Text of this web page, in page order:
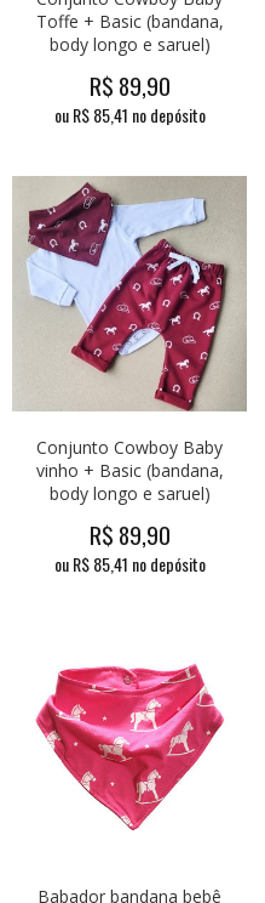
Toffe + Basic (bandana,
body longo e saruel)
R$ 89,90
ou R$85,41 no depósito
Conjunto Cowboy Baby
vinho + Basic (bandana,
body longo e saruel)
R$ 89,90
ou R$85,41 no depósito
Babador bandana bebê